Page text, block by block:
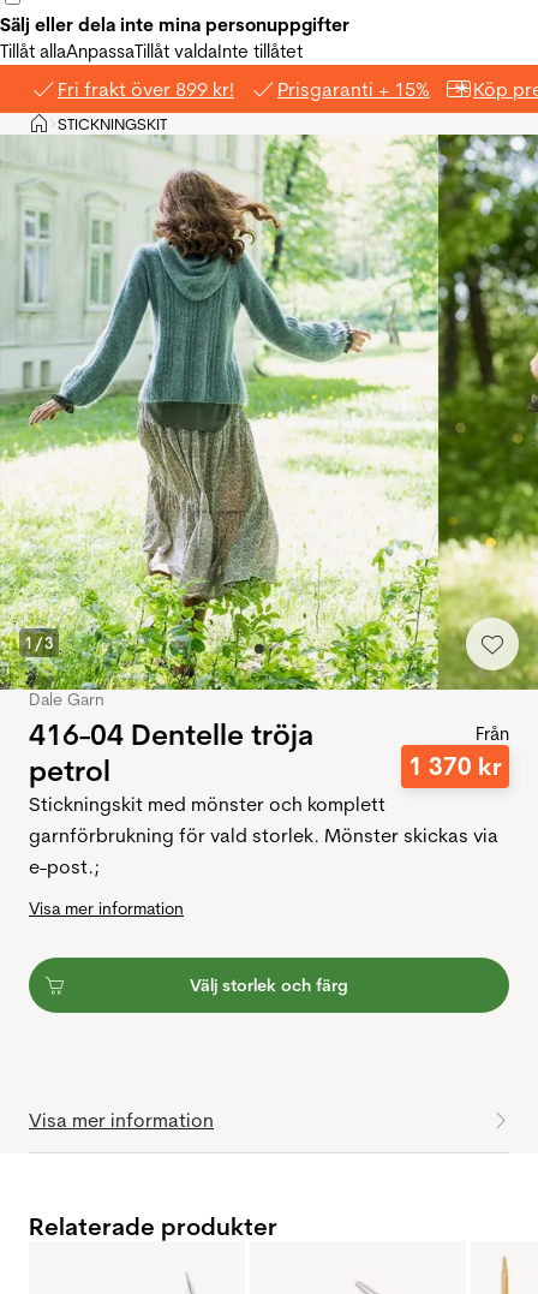
Sälj eller dela inte mina personuppgifter
Tillåt allaAnpassaTillåt valdaInte tillåtet
Fri frakt över 899 kr! Prisgaranti + 15% Köp
Hem
>STICKNINGSKIT
1/3
Dale Garn
416-04 Dentelle tröja
petrol
Från
1 370 kr
Stickningskit med mönster och komplett
garnförbrukning för vald storlek. Mönster skickas via
e-post.;
Visa mer information
Välj storlek och färg
Visa mer information
Relaterade produkter